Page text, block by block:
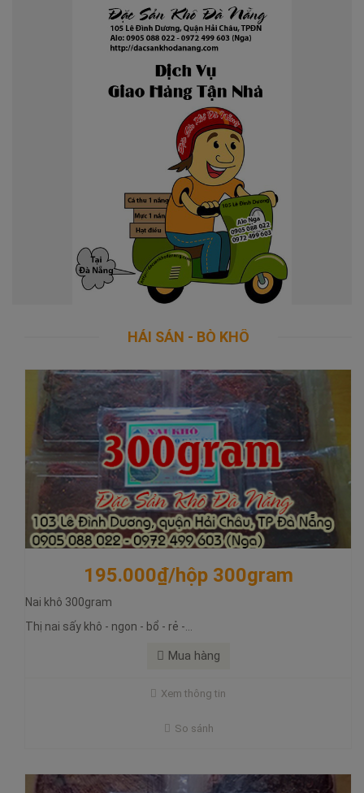
HẢI SẢN - BÒ KHÔ
195.000₫/hộp 300gram
Nai khô 300gram
Thị nai sấy khô - ngon - bổ - rẻ -...
Mua hàng
195.000₫/hộp 300gram
Thị nai sấy khô - ngon - bổ - rẻ - uy tín - an toàn thực phẩm
Thịt nai ngon sấy khô - ngon - bổ - rẻ - uy tín - chất lượng - vệ
Mua hàng
Xem thông tin
So sánh
120.000₫/300gram
Bò khô miếng ngon - bổ - rẻ, ăn liền. Bò khô miếng ăn ngon với ít